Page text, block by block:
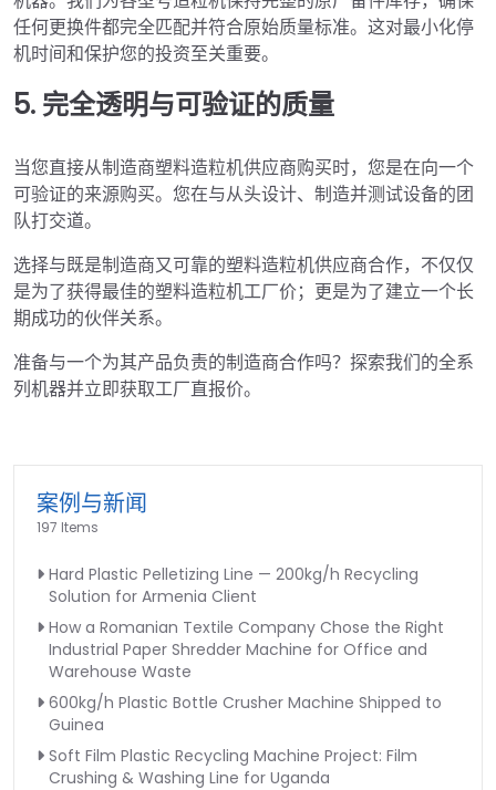
任何更换件都完全匹配并符合原始质量标准。这对最小化停
机时间和保护您的投资至关重要。
5. 完全透明与可验证的质量
当您直接从制造商塑料造粒机供应商购买时，您是在向一个
可验证的来源购买。您在与从头设计、制造并测试设备的团
队打交道。
选择与既是制造商又可靠的塑料造粒机供应商合作，不仅仅
是为了获得最佳的塑料造粒机工厂价；更是为了建立一个长
期成功的伙伴关系。
准备与一个为其产品负责的制造商合作吗？探索我们的全系
列机器并立即获取工厂直报价。
案例与新闻
197 Items
Hard Plastic Pelletizing Line — 200kg/h Recycling
Solution for Armenia Client
How a Romanian Textile Company Chose the Right
Industrial Paper Shredder Machine for Office and
Warehouse Waste
600kg/h Plastic Bottle Crusher Machine Shipped to
Guinea
Soft Film Plastic Recycling Machine Project: Film
Crushing & Washing Line for Uganda